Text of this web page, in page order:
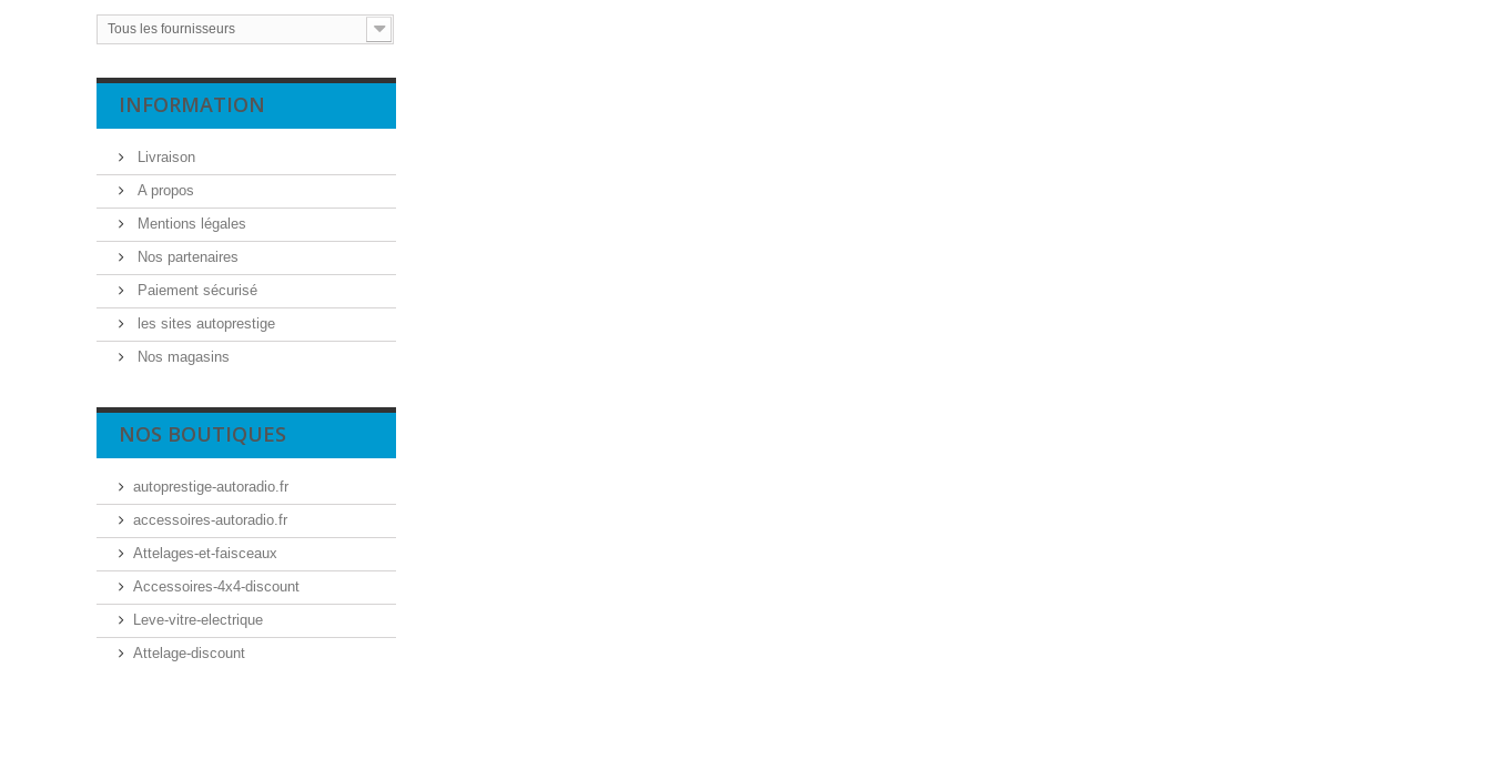
Tous les fournisseurs
INFORMATION
Livraison
A propos
Mentions légales
Nos partenaires
Paiement sécurisé
les sites autoprestige
Nos magasins
NOS BOUTIQUES
autoprestige-autoradio.fr
accessoires-autoradio.fr
Attelages-et-faisceaux
Accessoires-4x4-discount
Leve-vitre-electrique
Attelage-discount